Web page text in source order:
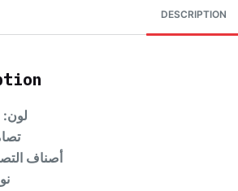
DESCRIPTION
لون:
أصناف